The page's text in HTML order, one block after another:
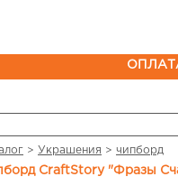
> Украшения > чипборд
CraftStory "Фразы